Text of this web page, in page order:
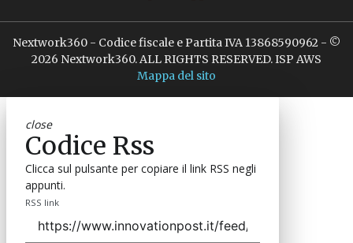
Nextwork360 - Codice fiscale e Partita IVA 13868590962 - ©
2026 Nextwork360. ALL RIGHTS RESERVED. ISP AWS
Mappa del sito
close
Codice Rss
Clicca sul pulsante per copiare il link RSS negli
appunti.
RSS link